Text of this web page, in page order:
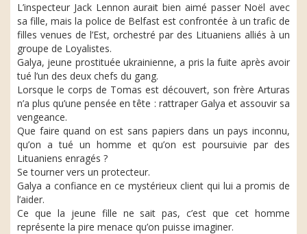
L’inspecteur Jack Lennon aurait bien aimé passer Noël avec
sa fille, mais la police de Belfast est confrontée à un trafic de
filles venues de l’Est, orchestré par des Lituaniens alliés à un
groupe de Loyalistes.
Galya, jeune prostituée ukrainienne, a pris la fuite après avoir
tué l’un des deux chefs du gang.
Lorsque le corps de Tomas est découvert, son frère Arturas
n’a plus qu’une pensée en tête : rattraper Galya et assouvir sa
vengeance.
Que faire quand on est sans papiers dans un pays inconnu,
qu’on a tué un homme et qu’on est poursuivie par des
Lituaniens enragés ?
Se tourner vers un protecteur.
Galya a confiance en ce mystérieux client qui lui a promis de
l’aider.
Ce que la jeune fille ne sait pas, c’est que cet homme
représente la pire menace qu’on puisse imaginer.